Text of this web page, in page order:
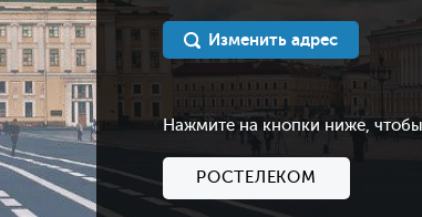
Изменить адрес
Нажмите на кнопки ниже,
РОСТЕЛЕКОМ